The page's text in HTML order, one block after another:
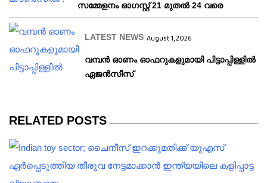
സമ്മേളനം ഓഗസ്റ്റ് 21 മുതല്‍ 24 വരെ
LATEST NEWS August 1, 2026
വമ്പന്‍ ഓണം ഓഫറുകളുമായി പിട്ടാപ്പിള്ളില്‍
ഏജന്‍സീസ്
RELATED POSTS